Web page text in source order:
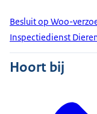
Besluit op Woo-
Inspectiedienst
Hoort bij